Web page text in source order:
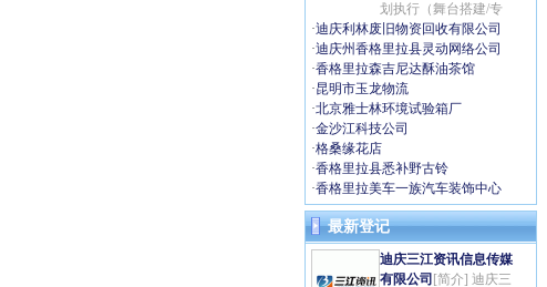
划执行（舞台搭建/专
·迪庆利林废旧物资回收有限公司
·迪庆州香格里拉县灵动网络公司
·香格里拉森吉尼达酥油茶馆
·昆明市玉龙物流
·北京雅士林环境试验箱厂
·金沙江科技公司
·格桑缘花店
·香格里拉县悉补野古铃
·香格里拉美车一族汽车装饰中心
最新登记
迪庆三江资讯信息传媒
有限公司 [简介] 迪庆三